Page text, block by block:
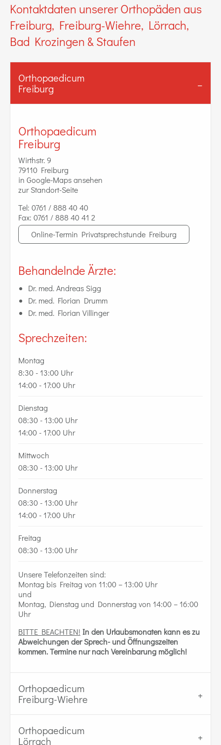
Kontaktdaten unserer Orthopäden aus
Freiburg, Freiburg-Wiehre, Lörrach,
Bad Krozingen & Staufen
Orthopaedicum
Freiburg
Orthopaedicum
Freiburg
Wirthstr. 9
79110 Freiburg
in Google-Maps ansehen
zur Standort-Seite
Tel: 0761 / 888 40 40
Fax: 0761 / 888 40 41 2
Online-Termin Privatsprechstunde Freiburg
Behandelnde Ärzte:
Dr. med. Andreas Sigg
Dr. med. Florian Drumm
Dr. med. Florian Villinger
Sprechzeiten:
Montag
8:30 - 13:00 Uhr
14:00 - 17:00 Uhr
Dienstag
08:30 - 13:00 Uhr
14:00 - 17:00 Uhr
Mittwoch
08:30 - 13:00 Uhr
Donnerstag
08:30 - 13:00 Uhr
14:00 - 17:00 Uhr
Freitag
08:30 - 13:00 Uhr
Unsere Telefonzeiten sind:
Montag bis Freitag von 11:00 – 13:00 Uhr
und
Montag, Dienstag und Donnerstag von 14:00 – 16:00
Uhr
BITTE BEACHTEN! In den Urlaubsmonaten kann es zu
Abweichungen der Sprech- und Öffnungszeiten
kommen.Termine nur nach Vereinbarung möglich!
Orthopaedicum
Freiburg-Wiehre
Orthopaedicum
Lörrach